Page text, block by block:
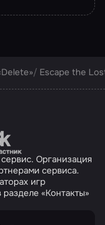
Escape the
на сайт
Организация
сервиса.
игр
«Контакты»